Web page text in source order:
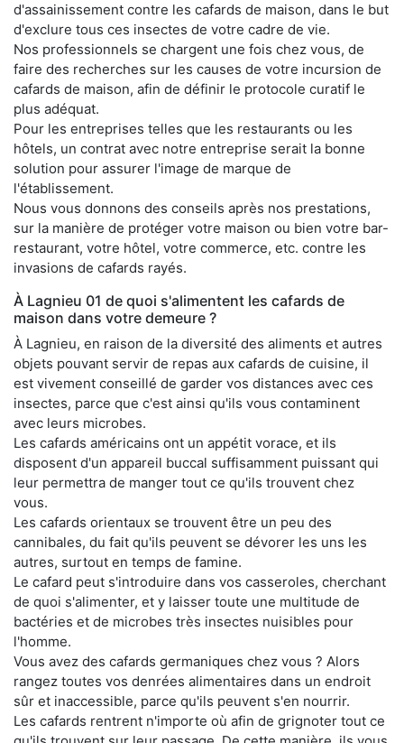
d'assainissement contre les cafards de maison, dans le but
d'exclure tous ces insectes de votre cadre de vie.
Nos professionnels se chargent une fois chez vous, de
faire des recherches sur les causes de votre incursion de
cafards de maison, afin de définir le protocole curatif le
plus adéquat.
Pour les entreprises telles que les restaurants ou les
hôtels, un contrat avec notre entreprise serait la bonne
solution pour assurer l'image de marque de
l'établissement.
Nous vous donnons des conseils après nos prestations,
sur la manière de protéger votre maison ou bien votre bar-
restaurant, votre hôtel, votre commerce, etc. contre les
invasions de cafards rayés.
À Lagnieu 01 de quoi s'alimentent les cafards de
maison dans votre demeure ?
À Lagnieu, en raison de la diversité des aliments et autres
objets pouvant servir de repas aux cafards de cuisine, il
est vivement conseillé de garder vos distances avec ces
insectes, parce que c'est ainsi qu'ils vous contaminent
avec leurs microbes.
Les cafards américains ont un appétit vorace, et ils
disposent d'un appareil buccal suffisamment puissant qui
leur permettra de manger tout ce qu'ils trouvent chez
vous.
Les cafards orientaux se trouvent être un peu des
cannibales, du fait qu'ils peuvent se dévorer les uns les
autres, surtout en temps de famine.
Le cafard peut s'introduire dans vos casseroles, cherchant
de quoi s'alimenter, et y laisser toute une multitude de
bactéries et de microbes très insectes nuisibles pour
l'homme.
Vous avez des cafards germaniques chez vous ? Alors
rangez toutes vos denrées alimentaires dans un endroit
sûr et inaccessible, parce qu'ils peuvent s'en nourrir.
Les cafards rentrent n'importe où afin de grignoter tout ce